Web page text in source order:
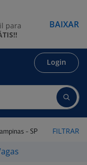
Login
- SP FILTRAR
para
BAIXAR